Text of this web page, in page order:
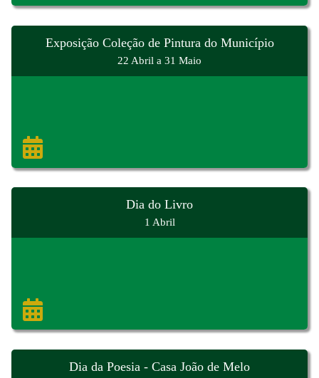
Exposição Coleção de Pintura do Município
22 Abril a 31 Maio
Dia do Livro
1 Abril
Dia da Poesia - Casa João de Melo